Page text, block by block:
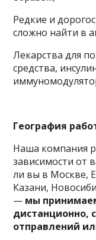
Редкие и
сложно найти в
Лекарства для
средства,
География
Наша компания
зависимости от
ли вы в Москве,
Казани,
— мы
дистанционно,
отправлений